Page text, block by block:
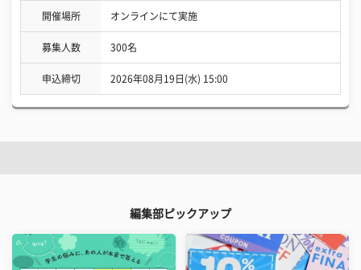
開催場所 オンラインにて実施
募集人数 300名
申込締切 2026年08月19日(水) 15:00
編集部ピックアップ